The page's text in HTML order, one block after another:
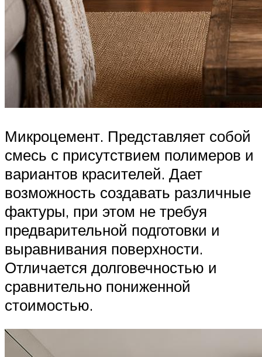
Микроцемент. Представляет собой
смесь с присутствием полимеров и
вариантов красителей. Дает
возможность создавать различные
фактуры, при этом не требуя
предварительной подготовки и
выравнивания поверхности.
Отличается долговечностью и
сравнительно пониженной
стоимостью.